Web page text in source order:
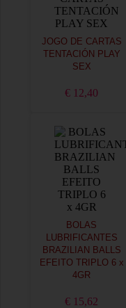
JOGO DE CARTAS
TENTACIÓN PLAY
SEX
€ 12,40
BOLAS
LUBRIFICANTES
BRAZILIAN BALLS
EFEITO TRIPLO 6 x
4GR
€ 15,62